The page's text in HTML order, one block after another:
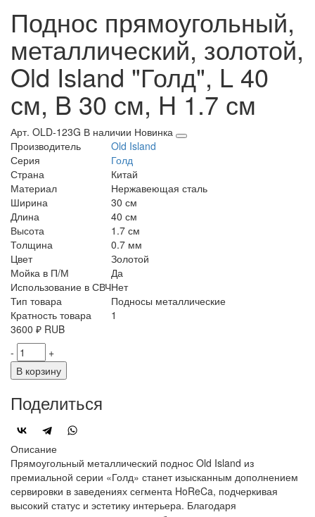
Поднос прямоугольный,
металлический, золотой,
Old Island "Голд", L 40
см, B 30 см, H 1.7 см
Арт. OLD-123G В наличии Новинка
Производитель
Old Island
Серия
Голд
Страна
Китай
Материал
Нержавеющая сталь
Ширина
30 см
Длина
40 см
Высота
1.7 см
Толщина
0.7 мм
Цвет
Золотой
Мойка в П/М
Да
Использование в СВЧНет
Тип товара
Подносы металлические
Кратность товара
1
3600 ₽ RUB
-
+
В корзину
Поделиться
Описание
Прямоугольный металлический поднос Old Island из
премиальной серии «Голд» станет изысканным дополнением
сервировки в заведениях сегмента HoReCa, подчеркивая
высокий статус и эстетику интерьера. Благодаря